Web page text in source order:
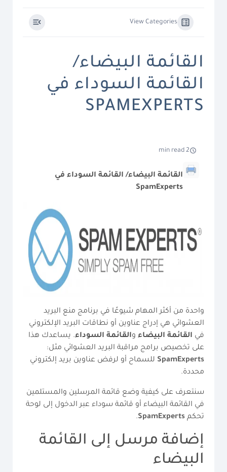
View Categories
القائمة البيضاء/
القائمة السوداء في
SPAMEXPERTS
القائمة البيضاء/ القائمة السوداء في
SpamExperts
واحدة من أكثر المهام شيوعًا في برنامج منع البريد
العشوائي هي إدراج عناوين أو نطاقات البريد الإلكتروني
فيالقائمة البيضاءوالقائمة السوداء. يساعدك هذا
على تخصيص برامج مراقبة البريد العشوائي مثل:
SpamExpertsللسماح أو لرفض عناوين بريد إلكتروني
محددة.
سنتعرف على كيفية وضع قائمة المرسلين والمستلمين
في القائمة البيضاء أو قائمة سوداء عبر الدخول إلى لوحة
تحكمSpamExperts
.
إضافة مرسل إلى القائمة
البيضاء